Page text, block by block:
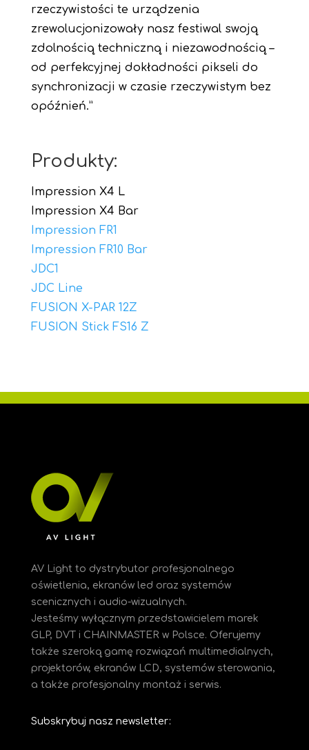
rzeczywistości te urządzenia
zrewolucjonizowały nasz festiwal swoją
zdolnością techniczną i niezawodnością –
od perfekcyjnej dokładności pikseli do
synchronizacji w czasie rzeczywistym bez
opóźnień.”
Produkty:
Impression X4 L
Impression X4 Bar
Impression FR1
Impression FR10 Bar
JDC1
JDC Line
FUSION X-PAR 12Z
FUSION Stick FS16 Z
AV Light to dystrybutor profesjonalnego
oświetlenia, ekranów led oraz systemów
scenicznych i audio-wizualnych.
Jesteśmywyłącznym przedstawicielem marek
GLP, DVT i CHAINMASTER w Polsce. Oferujemy
także szeroką gamę rozwiązań multimedialnych,
projektorów, ekranów LCD, systemów sterowania,
a także profesjonalny montaż i serwis.
Subskrybuj nasz newsletter: